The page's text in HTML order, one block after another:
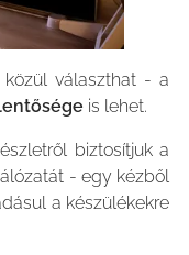
közül választhat - a
is lehet.
biztosítjuk a
- egy kézből
a készülékekre